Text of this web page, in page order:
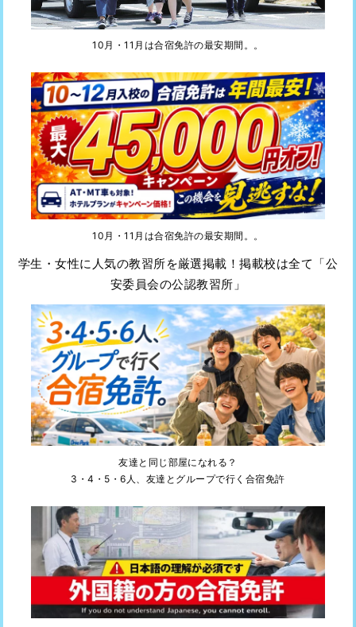
10月・11月は合宿免許の最安期間。。
10月・11月は合宿免許の最安期間。。
学生・女性に人気の教習所を厳選掲載！掲載校は全て「公
安委員会の公認教習所」
友達と同じ部屋になれる？
3・4・5・6人、友達とグループで行く合宿免許